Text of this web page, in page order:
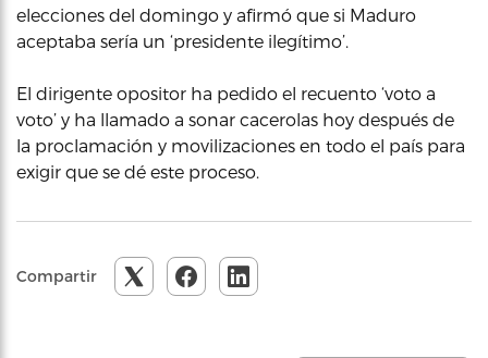
elecciones del domingo y afirmó que si Maduro
aceptaba sería un ‘presidente ilegítimo’.
El dirigente opositor ha pedido el recuento ‘voto a
voto’ y ha llamado a sonar cacerolas hoy después de
la proclamación y movilizaciones en todo el país para
exigir que se dé este proceso.
Compartir